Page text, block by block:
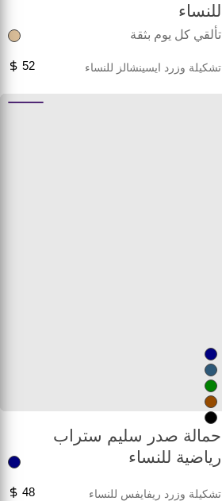
للنساء
تألقي كل يوم بثقة
تشكيلة وزرد ايسينشالز للنساء 52
حمالة صدر سليم ستراب
رياضية للنساء
تشكيلة وزرد ريفايفس للنساء 48